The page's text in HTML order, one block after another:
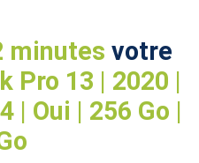
minutes votre
Pro 13 | 2020 |
| Oui | 256 Go |